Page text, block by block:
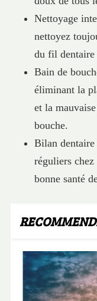
Nettoyage
nettoyez
du fil dentaire
Bain de
éliminant la
et la
bouche.
Bilan dentaire
réguliers
bonne santé